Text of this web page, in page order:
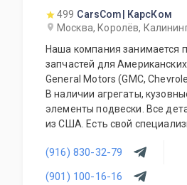
499 CarsCom| КарсКом
Москва, Королёв,
Наша компания занимается
запчастей для
General Motors (GMC,
В наличии агрегаты,
элементы подвески. Все
из США. Есть свой
у нас детали.
(916) 830-32-79
(901) 100-16-16